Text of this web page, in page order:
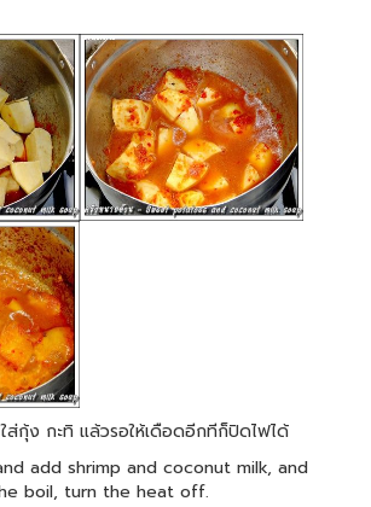
ส่กุ้ง กะทิ แล้วรอให้เดือดอีกทีก็ปิดไฟได้
add shrimp and coconut milk, and
boil, turn the heat off.